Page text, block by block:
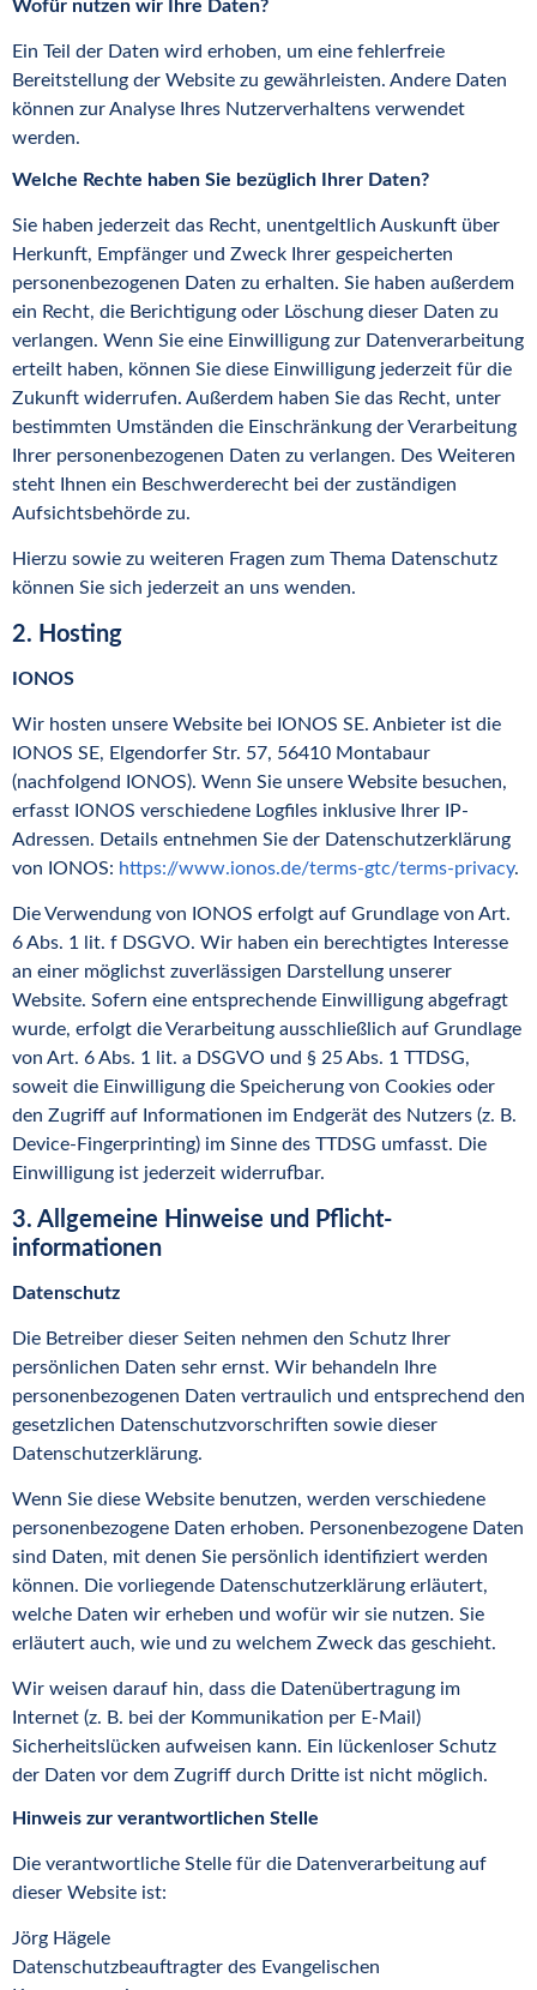
Wofür nutzen wir Ihre Daten?
Ein Teil der Daten wird erhoben, um eine fehlerfreie
Bereitstellung der Website zu gewährleisten. Andere Daten
können zur Analyse Ihres Nutzerverhaltens verwendet
werden.
Welche Rechte haben Sie bezüglich Ihrer Daten?
Sie haben jederzeit das Recht, unentgeltlich Auskunft über
Herkunft, Empfänger und Zweck Ihrer gespeicherten
personenbezogenen Daten zu erhalten. Sie haben außerdem
ein Recht, die Berichtigung oder Löschung dieser Daten zu
verlangen. Wenn Sie eine Einwilligung zur Datenverarbeitung
erteilt haben, können Sie diese Einwilligung jederzeit für die
Zukunft widerrufen. Außerdem haben Sie das Recht, unter
bestimmten Umständen die Einschränkung der Verarbeitung
Ihrer personenbezogenen Daten zu verlangen. Des Weiteren
steht Ihnen ein Beschwerderecht bei der zuständigen
Aufsichtsbehörde zu.
Hierzu sowie zu weiteren Fragen zum Thema Datenschutz
können Sie sich jederzeit an uns wenden.
2. Hosting
IONOS
Wir hosten unsere Website bei IONOS SE. Anbieter ist die
IONOS SE, Elgendorfer Str. 57, 56410 Montabaur
(nachfolgend IONOS). Wenn Sie unsere Website besuchen,
erfasst IONOS verschiedene Logfiles inklusive Ihrer IP-
Adressen. Details entnehmen Sie der Datenschutzerklärung
von IONOS: https://www.ionos.de/terms-gtc/terms-privacy.
Die Verwendung von IONOS erfolgt auf Grundlage von Art.
6 Abs. 1 lit. f DSGVO. Wir haben ein berechtigtes Interesse
an einer möglichst zuverlässigen Darstellung unserer
Website. Sofern eine entsprechende Einwilligung abgefragt
wurde, erfolgt die Verarbeitung ausschließlich auf Grundlage
von Art. 6 Abs. 1 lit. a DSGVO und § 25 Abs. 1 TTDSG,
soweit die Einwilligung die Speicherung von Cookies oder
den Zugriff auf Informationen im Endgerät des Nutzers (z. B.
Device-Fingerprinting) im Sinne des TTDSG umfasst. Die
Einwilligung ist jederzeit widerrufbar.
3. Allgemeine Hinweise und Pflicht­
informationen
Datenschutz
Die Betreiber dieser Seiten nehmen den Schutz Ihrer
persönlichen Daten sehr ernst. Wir behandeln Ihre
personenbezogenen Daten vertraulich und entsprechend den
gesetzlichen Datenschutzvorschriften sowie dieser
Datenschutzerklärung.
Wenn Sie diese Website benutzen, werden verschiedene
personenbezogene Daten erhoben. Personenbezogene Daten
sind Daten, mit denen Sie persönlich identifiziert werden
können. Die vorliegende Datenschutzerklärung erläutert,
welche Daten wir erheben und wofür wir sie nutzen. Sie
erläutert auch, wie und zu welchem Zweck das geschieht.
Wir weisen darauf hin, dass die Datenübertragung im
Internet (z. B. bei der Kommunikation per E-Mail)
Sicherheitslücken aufweisen kann. Ein lückenloser Schutz
der Daten vor dem Zugriff durch Dritte ist nicht möglich.
Hinweis zur verantwortlichen Stelle
Die verantwortliche Stelle für die Datenverarbeitung auf
dieser Website ist:
Jörg Hägele
Datenschutzbeauftragter des Evangelischen